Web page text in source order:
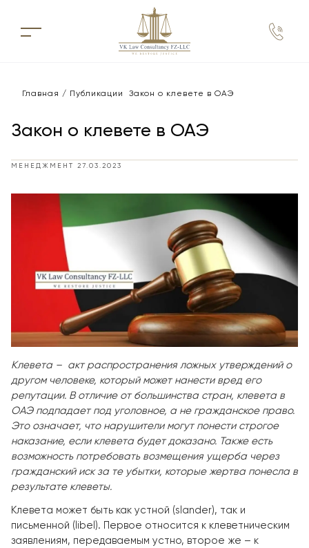
Главная Публикации Закон о клевете в ОАЭ
Закон о клевете в ОАЭ
МЕНЕДЖМЕНТ 27.03.2023
Клевета – акт распространения ложных утверждений о
другом человеке, который может нанести вред его
репутации. В отличие от большинства стран, клевета в
ОАЭ подпадает под уголовное, а не гражданское право.
Это означает, что нарушители могут понести строгое
наказание, если клевета будет доказано. Также есть
возможность потребовать возмещения ущерба через
гражданский иск за те убытки, которые жертва понесла в
результате клеветы.
Клевета может быть как устной (slander), так и
письменной (libel). Первое относится к клеветническим
заявлениям, передаваемым устно, второе же – к